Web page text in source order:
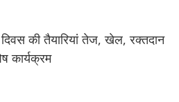
की तैयारियां तेज, खेल, रक्तदान
कार्यक्रम